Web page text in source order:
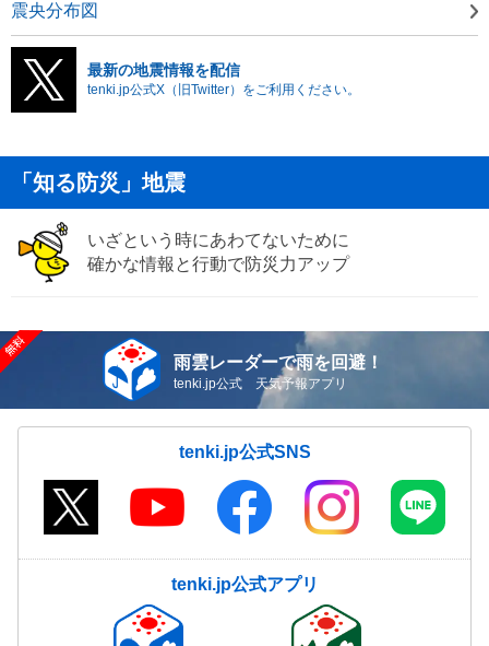
震央分布図
最新の地震情報を配信
tenki.jp公式X（旧Twitter）をご利用ください。
「知る防災」地震
いざという時にあわてないために
確かな情報と行動で防災力アップ
雨雲レーダーで雨を回避！
tenki.jp公式 天気予報アプリ
tenki.jp公式SNS
tenki.jp公式アプリ